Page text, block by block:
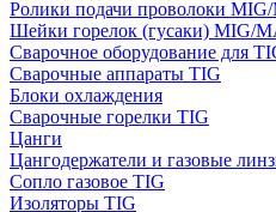
Ролики подачи проволоки
Шейки горелок (гусаки) MIG/
Сварочное оборудование для
Сварочные аппараты TIG
Блоки охлаждения
Сварочные горелки TIG
Цанги
Цангодержатели и газовые
Сопло газовое TIG
Изоляторы TIG